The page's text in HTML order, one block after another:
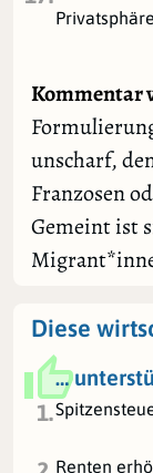
Kommentar
unscharf,
Franzosen
Gemeint ist
Diese
…
1.
Renten